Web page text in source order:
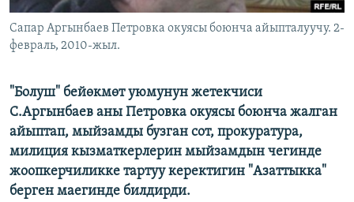
Сапар Аргынбаев Петровка окуясы боюнча айыпталуучу. 2-
февраль, 2010-жыл.
"Болуш" бейөкмөт уюмунун жетекчиси
С.Аргынбаев аны Петровка окуясы боюнча жалган
айыптап, мыйзамды бузган сот, прокуратура,
милиция кызматкерлерин мыйзамдын чегинде
жоопкерчиликке тартуу керектигин "Азаттыкка"
берген маегинде билдирди.